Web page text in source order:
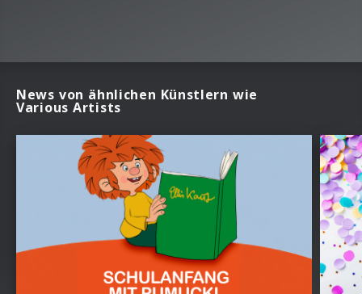
News von ähnlichen Künstlern wie
Various Artists